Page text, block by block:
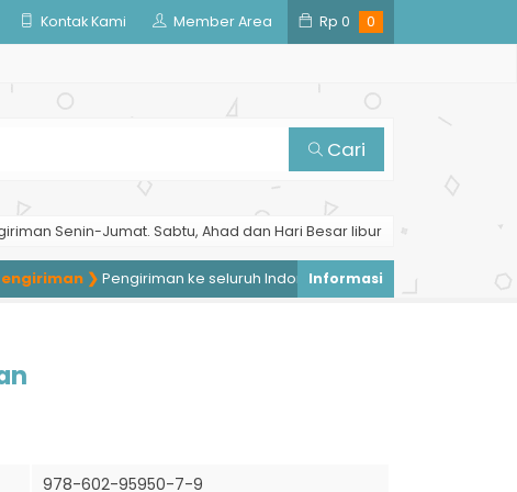
Kontak Kami Member Area Rp 0 0
Cari
Senin-Jumat. Sabtu, Ahad dan Hari Besar libur
❯Pengiriman ke seluruh Indonesia, pengiriman ke luar negeri
978-602-95950-7-9